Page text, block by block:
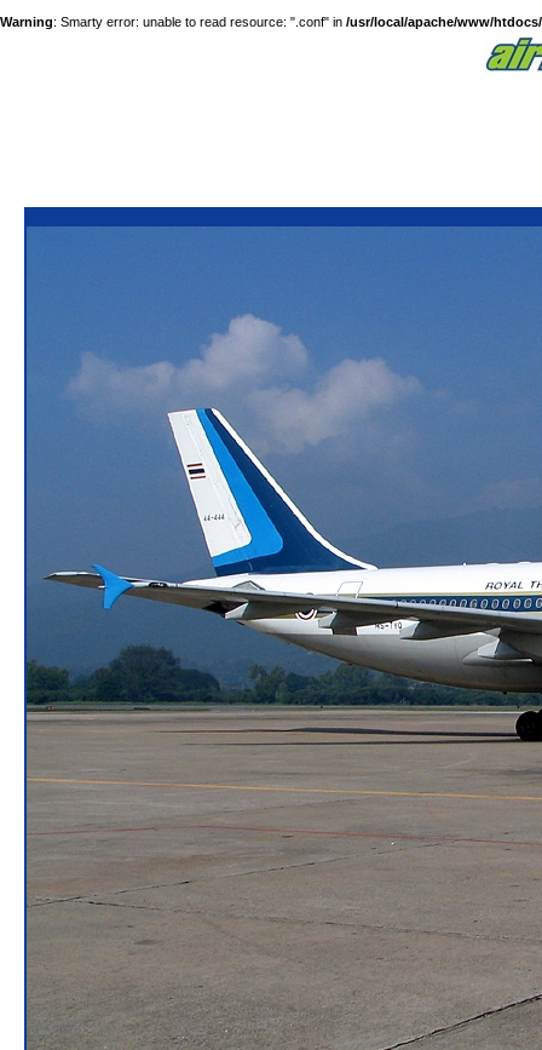
Warning: Smarty error: unable to read resource: ".conf" in /usr/local/apache/www/